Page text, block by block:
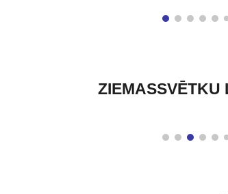
ZIEMASSVĒTKU